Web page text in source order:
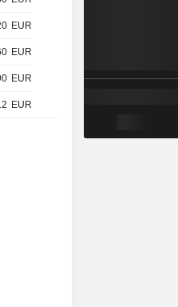
EUR
EUR
EUR
EUR